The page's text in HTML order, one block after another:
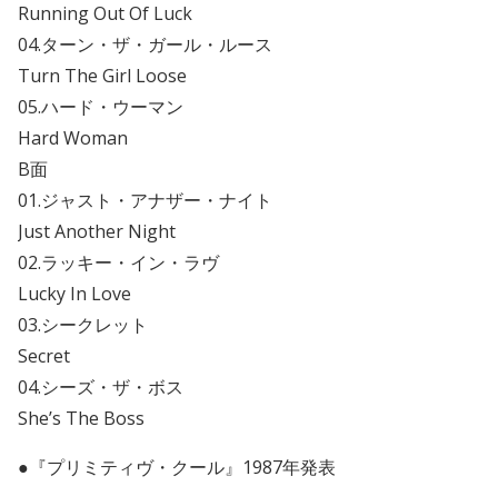
Running Out Of Luck
04.ターン・ザ・ガール・ルース
Turn The Girl Loose
05.ハード・ウーマン
Hard Woman
B面
01.ジャスト・アナザー・ナイト
Just Another Night
02.ラッキー・イン・ラヴ
Lucky In Love
03.シークレット
Secret
04.シーズ・ザ・ボス
She’s The Boss
●『プリミティヴ・クール』1987年発表